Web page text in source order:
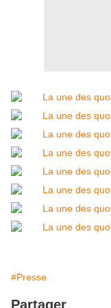
#Presse
Partager